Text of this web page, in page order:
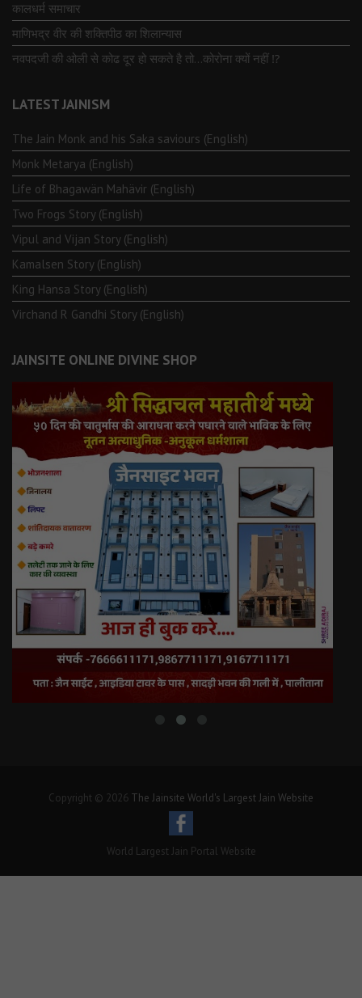
कालधर्म समाचार
माणिभद्र वीर की शक्तिपीठ का शिलान्यास
नवपदजी की ओली से कोढ दूर हो सकते है तो…कोरोना क्यों नहीं ⁉️
LATEST JAINISM
The Jain Monk and his Saka saviours (English)
Monk Metarya (English)
Life of Bhagawän Mahävir (English)
Two Frogs Story (English)
Vipul and Vijan Story (English)
Kamalsen Story (English)
King Hansa Story (English)
Virchand R Gandhi Story (English)
JAINSITE ONLINE DIVINE SHOP
Copyright © 2026 The Jainsite World's Largest Jain Website
World Largest Jain Portal Website